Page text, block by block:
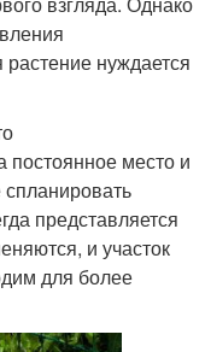
нуждается
место и
представляется
и участок
для более